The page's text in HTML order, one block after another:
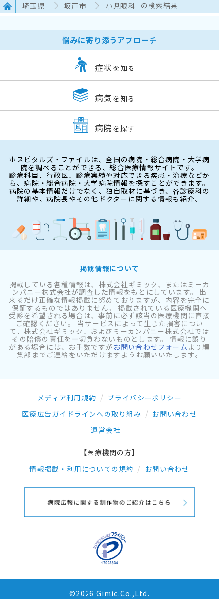
埼玉県 坂戸市 小児眼科 の検索結果
悩みに寄り添うアプローチ
症状 を知る
病気 を知る
病院 を探す
ホスピタルズ・ファイルは、全国の病院・総合病院・大学病
院を調べることができる、総合医療情報サイトです。
診療科目、行政区、診療実績や対応できる疾患・治療などか
ら、病院・総合病院・大学病院情報を探すことができます。
病院の基本情報だけでなく、独自取材に基づき、各診療科の
詳細や、病院長やその他ドクターに関する情報も紹介。
掲載情報について
掲載している各種情報は、株式会社ギミック、またはミーカ
ンパニー株式会社が調査した情報をもとにしています。 出
来るだけ正確な情報掲載に努めておりますが、内容を完全に
保証するものではありません。 掲載されている医療機関へ
受診を希望される場合は、事前に必ず該当の医療機関に直接
ご確認ください。 当サービスによって生じた損害につい
て、株式会社ギミック、およびミーカンパニー株式会社では
その賠償の責任を一切負わないものとします。 情報に誤り
がある場合には、お手数ですが お問い合わせフォーム より編
集部までご連絡をいただけますようお願いいたします。
メディア利用規約
プライバシーポリシー
医療広告ガイドラインへの取り組み
お問い合わせ
運営会社
【医療機関の方】
情報掲載・利用についての規約
お問い合わせ
©2026 Gimic.Co.,Ltd.